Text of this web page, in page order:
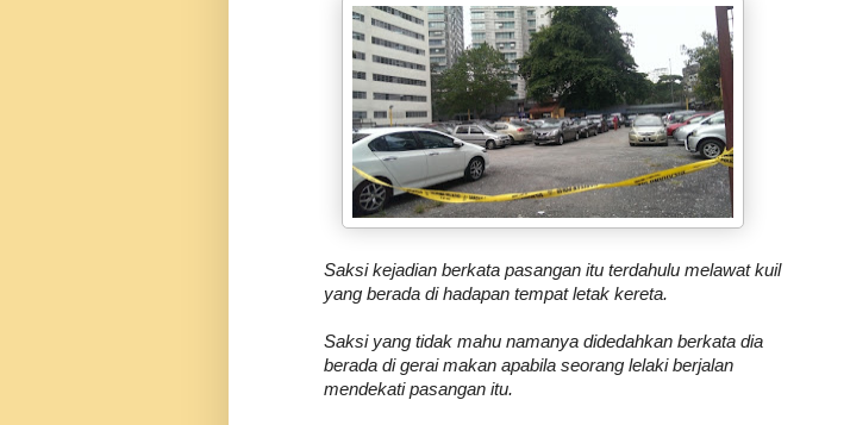
Saksi kejadian berkata pasangan itu terdahulu melawat kuil
yang berada di hadapan tempat letak kereta.
Saksi yang tidak mahu namanya didedahkan berkata dia
berada di gerai makan apabila seorang lelaki berjalan
mendekati pasangan itu.